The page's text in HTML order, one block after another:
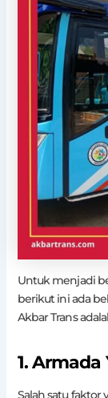
Untuk menjadi
berikut ini ada
Akbar Trans
1.
Salah satu